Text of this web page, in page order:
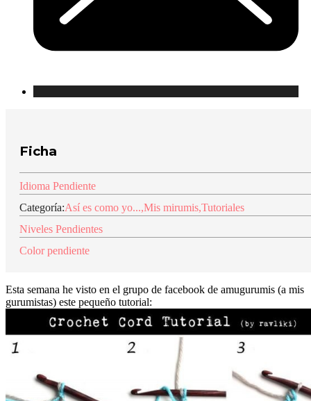
Ficha
Idioma Pendiente
Categoría:Así es como yo...,Mis mirumis,Tutoriales
Niveles Pendientes
Color pendiente
Esta semana he visto en el grupo de facebook de amugurumis (a mis
gurumistas) este pequeño tutorial: